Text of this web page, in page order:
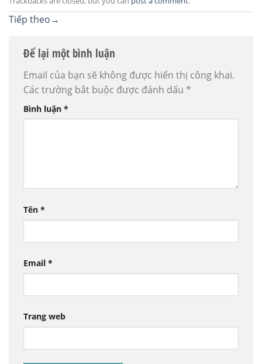
Tiếp theo→
Để lại một bình luận
Email của bạn sẽ không được hiển thị công khai.
Các trường bắt buộc được đánh dấu *
Bình luận *
Tên *
Email *
Trang web